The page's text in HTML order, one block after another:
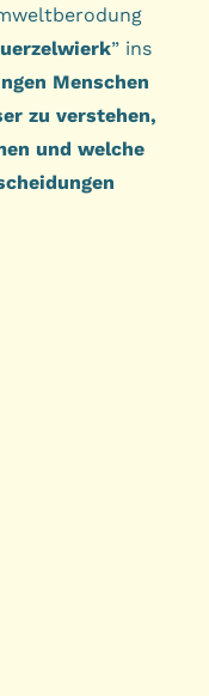
” ins
Menschen
zu verstehen,
und welche